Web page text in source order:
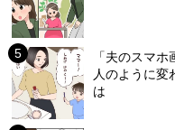
「夫のスマ
人のように変
は